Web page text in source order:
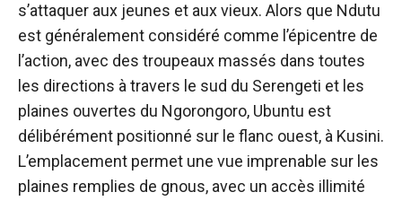
s’attaquer aux jeunes et aux vieux. Alors que Ndutu
est généralement considéré comme l’épicentre de
l’action, avec des troupeaux massés dans toutes
les directions à travers le sud du Serengeti et les
plaines ouvertes du Ngorongoro, Ubuntu est
délibérément positionné sur le flanc ouest, à Kusini.
L’emplacement permet une vue imprenable sur les
plaines remplies de gnous, avec un accès illimité